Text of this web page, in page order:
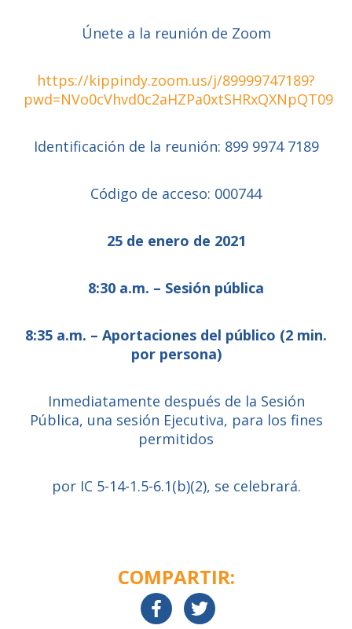
Únete a la reunión de Zoom
https://kippindy.zoom.us/j/89999747189?
pwd=NVo0cVhvd0c2aHZPa0xtSHRxQXNpQT09
Identificación de la reunión: 899 9974 7189
Código de acceso: 000744
25 de enero de 2021
8:30 a.m. – Sesión pública
8:35 a.m. – Aportaciones del público (2 min.
por persona)
Inmediatamente después de la Sesión
Pública, una sesión Ejecutiva, para los fines
permitidos
por IC 5-14-1.5-6.1(b)(2), se celebrará.
COMPARTIR: